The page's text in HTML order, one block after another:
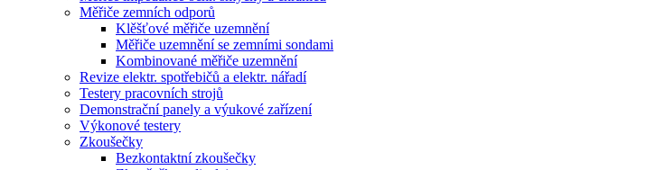
Měřiče zemních odporů
Klěšťové měřiče uzemnění
Měřiče uzemnění se zemními sondami
Kombinované měřiče uzemnění
Revize elektr. spotřebičů a elektr. nářadí
Testery pracovních strojů
Demonstrační panely a výukové zařízení
Výkonové testery
Zkoušečky
Bezkontaktní zkoušečky